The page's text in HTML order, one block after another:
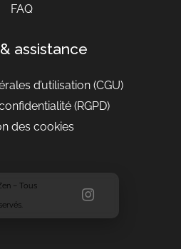
FAQ
assistance
d’utilisation(CGU)
(RGPD)
des cookies
– Tous